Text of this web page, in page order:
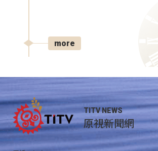
more
TITV NEWS
原視新聞網